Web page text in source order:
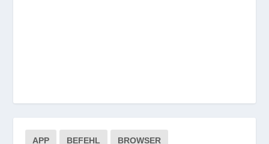
APP BEFEHL BROWSER